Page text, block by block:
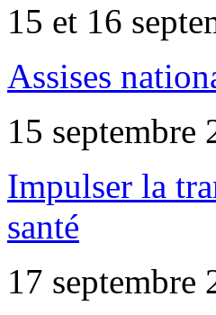
15 et 16
Assises
15 septembre
Impulser la
santé
17 septembre